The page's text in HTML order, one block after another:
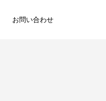
お問い合わせ